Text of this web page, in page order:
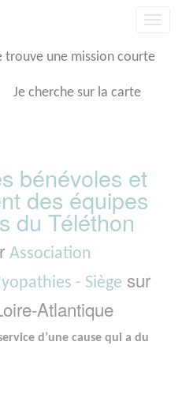
trouve une mission courte
Je cherche sur la carte
bénévoles et
des équipes
du Téléthon
Association
- Siège sur
Atlantique
d’une cause qui a du